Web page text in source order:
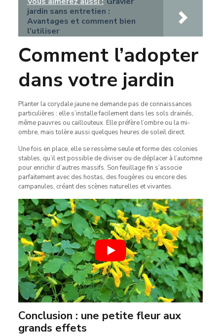
jardin sans entretien :
Avantages et comment bien
l'utiliser
Comment l’adopter
dans votre jardin
Planter la corydale jaune ne demande pas de connaissances
particulières : elle s’installe facilement dans les sols drainés,
même pauvres ou caillouteux. Elle préfère l’ombre ou la mi-
ombre, mais tolère aussi quelques heures de soleil direct.
Une fois en place, elle se ressème seule et forme des colonies
stables, qu’il est possible de diviser ou de déplacer à l’automne
pour enrichir d’autres massifs. Son feuillage fin s’associe
parfaitement avec des hostas, des fougères ou encore des
campanules, créant des scènes naturelles et vivantes.
Conclusion : une petite fleur aux
grands effets